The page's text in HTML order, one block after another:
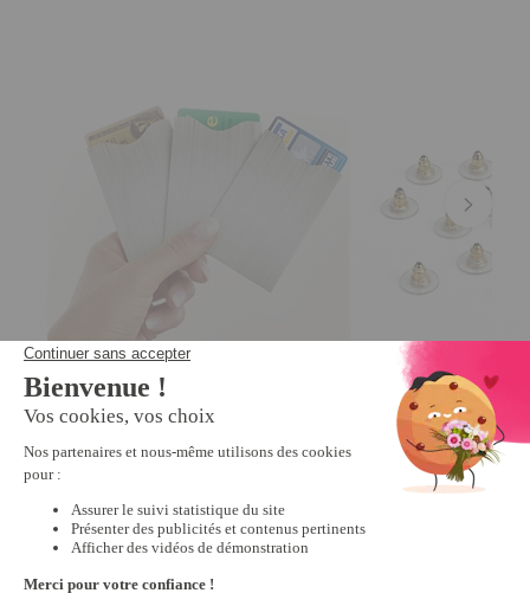
3 étuis protège cartes RFID
4.4/5- 112
9,99 €
Lot de 20 paires
d'oreilles
4.5/5-
7,99 €